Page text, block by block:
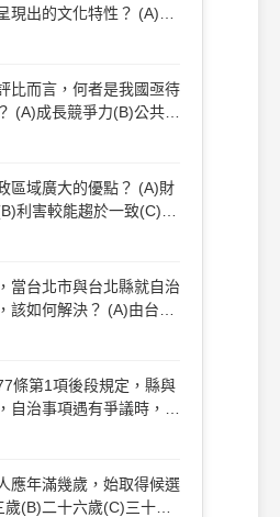
出的文化特性？ (A)穩
元性(D)實驗性
比而言，何者是我國亟待
總體經濟環境
域廣大的優點？ (A)財
利害較能趨於一致(C)較
利於民權訓練
當台北市與台北縣就自治
解決？ (A)由台北
會合組協議會解決(B)由
台北市長與台灣省主席
條第1項後段規定，縣與
自治事項遇有爭議時，由
主管機關解決之？ (A)
應年滿幾歲，始取得候選